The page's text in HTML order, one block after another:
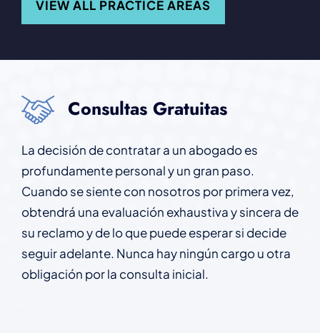
VIEW ALL PRACTICE AREAS
Consultas Gratuitas
La decisión de contratar a un abogado es
profundamente personal y un gran paso.
Cuando se siente con nosotros por primera vez,
obtendrá una evaluación exhaustiva y sincera de
su reclamo y de lo que puede esperar si decide
seguir adelante. Nunca hay ningún cargo u otra
obligación por la consulta inicial.